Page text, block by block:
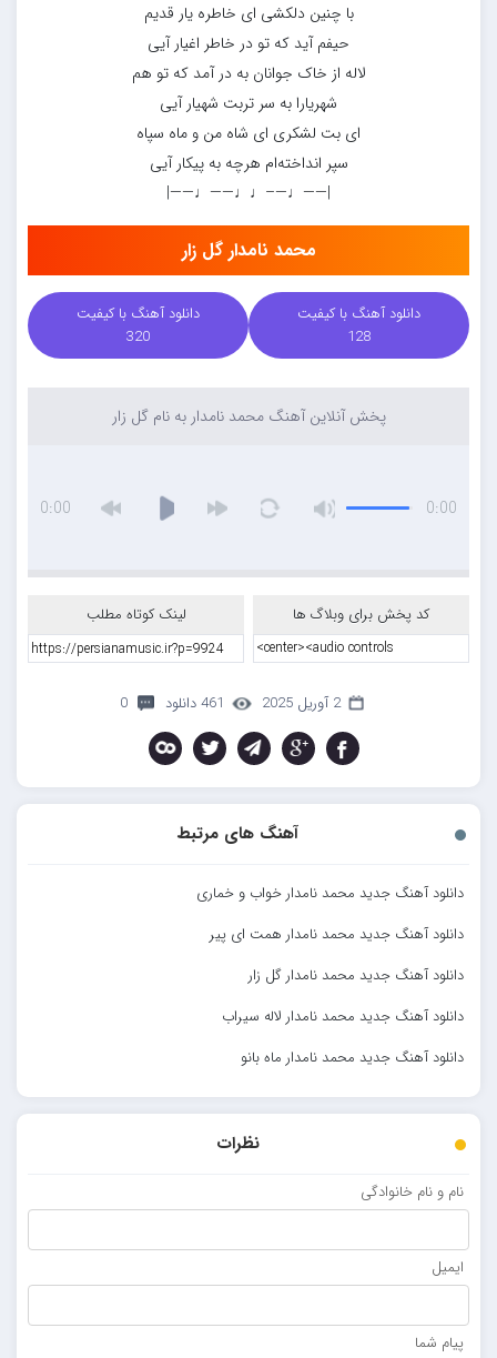
با چنین دلکشی ای خاطره یار قدیم
حیفم آید که تو در خاطر اغیار آیی
لاله از خاک جوانان به در آمد که تو هم
شهریارا به سر تربت شهیار آیی
ای بت لشکری ای شاه من و ماه سپاه
سپر انداخته‌ام هرچه به پیکار آیی
|——♩—–♩♩——♩——|
محمد نامدار گل زار
دانلود آهنگ با کیفیت
128
دانلود آهنگ با کیفیت
320
پخش آنلاین آهنگ محمد نامدار به نام گل زار
0:00
0:00
کد پخش برای وبلاگ ها لینک کوتاه مطلب
2 آوریل 2025 461 دانلود 0
آهنگ های مرتبط
دانلود آهنگ جدید محمد نامدار خواب و خماری
دانلود آهنگ جدید محمد نامدار همت ای پیر
دانلود آهنگ جدید محمد نامدار گل زار
دانلود آهنگ جدید محمد نامدار لاله سیراب
دانلود آهنگ جدید محمد نامدار ماه بانو
نظرات
نام و نام خانوادگی
ایمیل
پیام شما